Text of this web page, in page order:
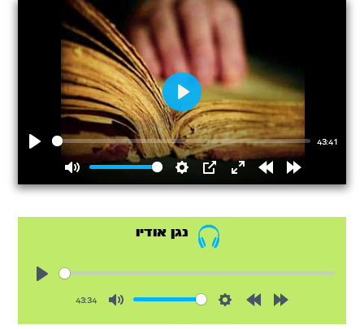
43:41
Mute Settings
PIP
EnterRewindForward
Play
נגן אודיו
43:34